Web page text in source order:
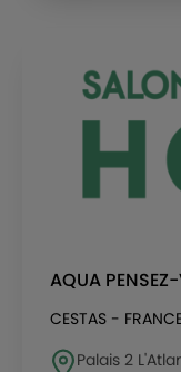
AQUA
CESTAS -
Palais 2